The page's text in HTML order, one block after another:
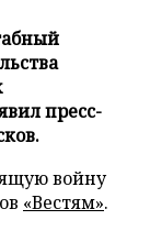
пресс-
войну
«Вестям».